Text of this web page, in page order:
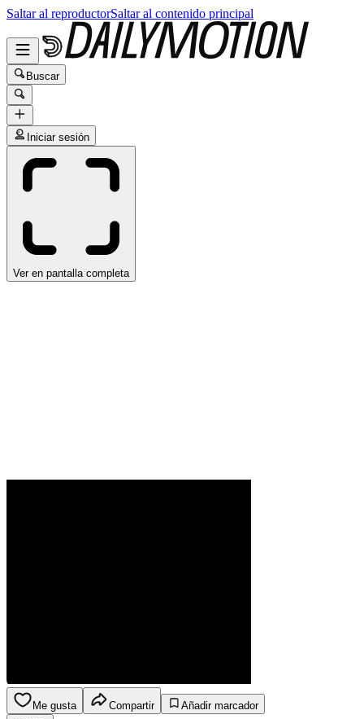
Saltar al reproductorSaltar al contenido principal
Buscar
Iniciar sesión
Ver en pantalla completa
Me gusta Compartir
Añadir marcador